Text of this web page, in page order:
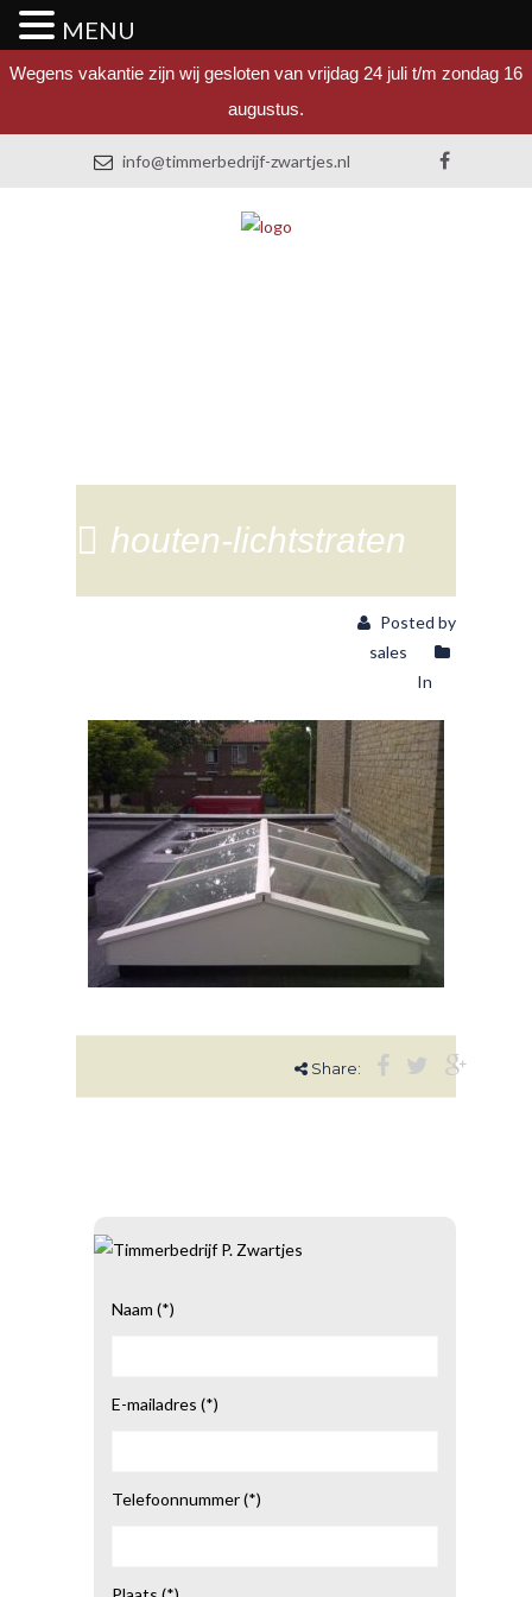
Wegens vakantie zijn wij gesloten van vrijdag 24 juli t/m zondag 16
augustus.
info@timmerbedrijf-zwartjes.nl
houten-lichtstraten
Posted by
sales
In
Share:
Naam (*)
E-mailadres (*)
Telefoonnummer (*)
MENU